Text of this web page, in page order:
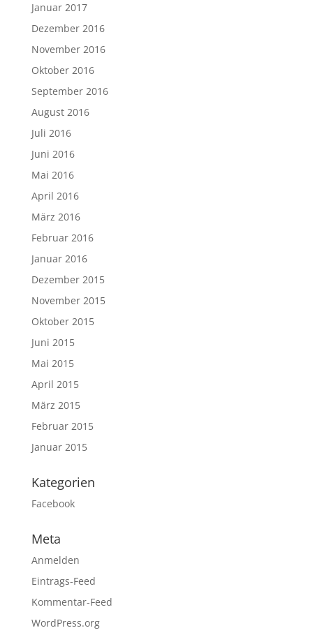
Januar 2017
Dezember 2016
November 2016
Oktober 2016
September 2016
August 2016
Juli 2016
Juni 2016
Mai 2016
April 2016
März 2016
Februar 2016
Januar 2016
Dezember 2015
November 2015
Oktober 2015
Juni 2015
Mai 2015
April 2015
März 2015
Februar 2015
Januar 2015
Kategorien
Facebook
Meta
Anmelden
Eintrags-Feed
Kommentar-Feed
WordPress.org